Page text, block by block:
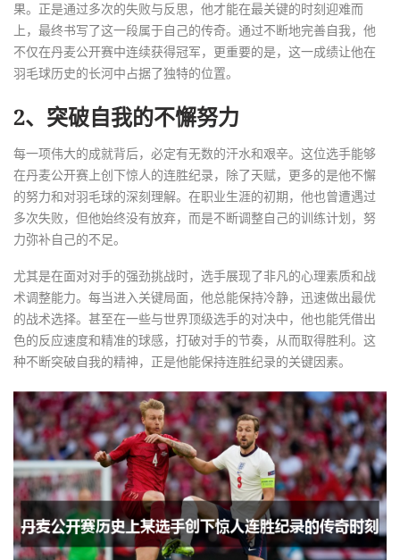
果。正是通过多次的失败与反思，他才能在最关键的时刻迎难而
上，最终书写了这一段属于自己的传奇。通过不断地完善自我，他
不仅在丹麦公开赛中连续获得冠军，更重要的是，这一成绩让他在
羽毛球历史的长河中占据了独特的位置。
2、突破自我的不懈努力
每一项伟大的成就背后，必定有无数的汗水和艰辛。这位选手能够
在丹麦公开赛上创下惊人的连胜纪录，除了天赋，更多的是他不懈
的努力和对羽毛球的深刻理解。在职业生涯的初期，他也曾遭遇过
多次失败，但他始终没有放弃，而是不断调整自己的训练计划，努
力弥补自己的不足。
尤其是在面对对手的强劲挑战时，选手展现了非凡的心理素质和战
术调整能力。每当进入关键局面，他总能保持冷静，迅速做出最优
的战术选择。甚至在一些与世界顶级选手的对决中，他也能凭借出
色的反应速度和精准的球感，打破对手的节奏，从而取得胜利。这
种不断突破自我的精神，正是他能保持连胜纪录的关键因素。